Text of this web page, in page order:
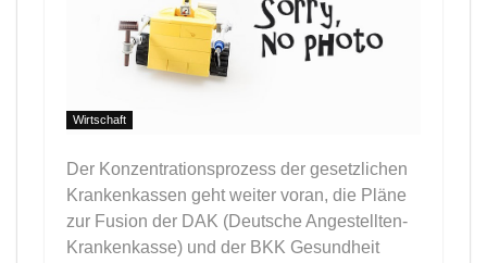
Wirtschaft
Der Konzentrationsprozess der gesetzlichen
Krankenkassen geht weiter voran, die Pläne
zur Fusion der DAK (Deutsche Angestellten-
Krankenkasse) und der BKK Gesundheit